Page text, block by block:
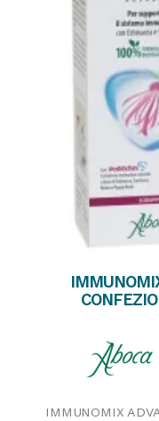
IMMUNOMIX